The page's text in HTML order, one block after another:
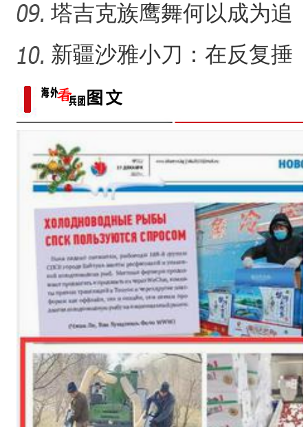
新疆兵团第六师：科技助力
塑述说“兵团故事”雕刻别
塔吉克族鹰舞何以成为追
求美好生活的展现？
新疆沙雅小刀：在反复捶
打中实现匠心传承